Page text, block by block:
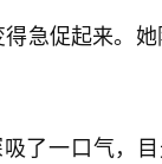
急促起来。
吸了一口气，